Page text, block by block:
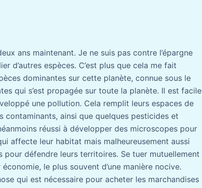
ans maintenant. Je ne suis pas contre l’épargne
d’autres espèces. C’est plus que cela me fait
dominantes sur cette planète, connue sous le
qui s’est propagée sur toute la planète. Il est facile
une pollution. Cela remplit leurs espaces de
ainsi que quelques pesticides et
réussi à développer des microscopes pour
affecte leur habitat mais malheureusement aussi
défendre leurs territoires. Se tuer mutuellement
le plus souvent d’une manière nocive.
qui est nécessaire pour acheter les marchandises